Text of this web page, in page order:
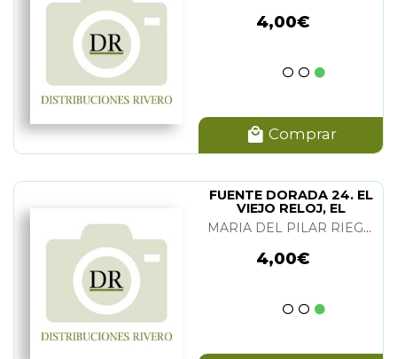
4,00€
Comprar
FUENTE DORADA 24. EL
VIEJO RELOJ, EL
DUENDECILLO DE LA
ORTOGRAFIA, POR MARIA DEL PILAR RIEGO, ANA MARIA ARAGON Y ROSA MARIA ACERO
4,00€